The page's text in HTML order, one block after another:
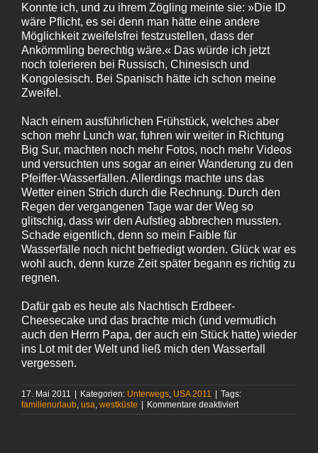
Konnte ich, und zu ihrem Zögling meinte sie: »Die ID
wäre Pflicht, es sei denn man hätte eine andere
Möglichkeit zweifelsfrei festzustellen, dass der
Ankömmling berechtig wäre.« Das würde ich jetzt
noch tolerieren bei Russisch, Chinesisch und
Kongolesisch. Bei Spanisch hätte ich schon meine
Zweifel.
Nach einem ausführlichen Frühstück, welches aber
schon mehr Lunch war, fuhren wir weiter in Richtung
Big Sur, machten noch mehr Fotos, noch mehr Videos
und versuchten uns sogar an einer Wanderung zu den
Pfeiffer-Wasserfällen. Allerdings machte uns das
Wetter einen Strich durch die Rechnung. Durch den
Regen der vergangenen Tage war der Weg so
glitschig, dass wir den Aufstieg abbrechen mussten.
Schade eigentlich, denn so mein Faible für
Wasserfälle noch nicht befriedigt worden. Glück war es
wohl auch, denn kurze Zeit später begann es richtig zu
regnen.
Dafür gab es heute als Nachtisch Erdbeer-
Cheesecake und das brachte mich (und vermutlich
auch den Herrn Papa, der auch ein Stück hatte) wieder
ins Lot mit der Welt und ließ mich den Wasserfall
vergessen.
17. Mai 2011 | Kategorien: Unterwegs USA 2011 | Tags:
familienurlaub usa westküste | Kommentare deaktiviertfür